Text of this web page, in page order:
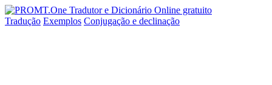
Tradução Exemplos Conjugação e declinação